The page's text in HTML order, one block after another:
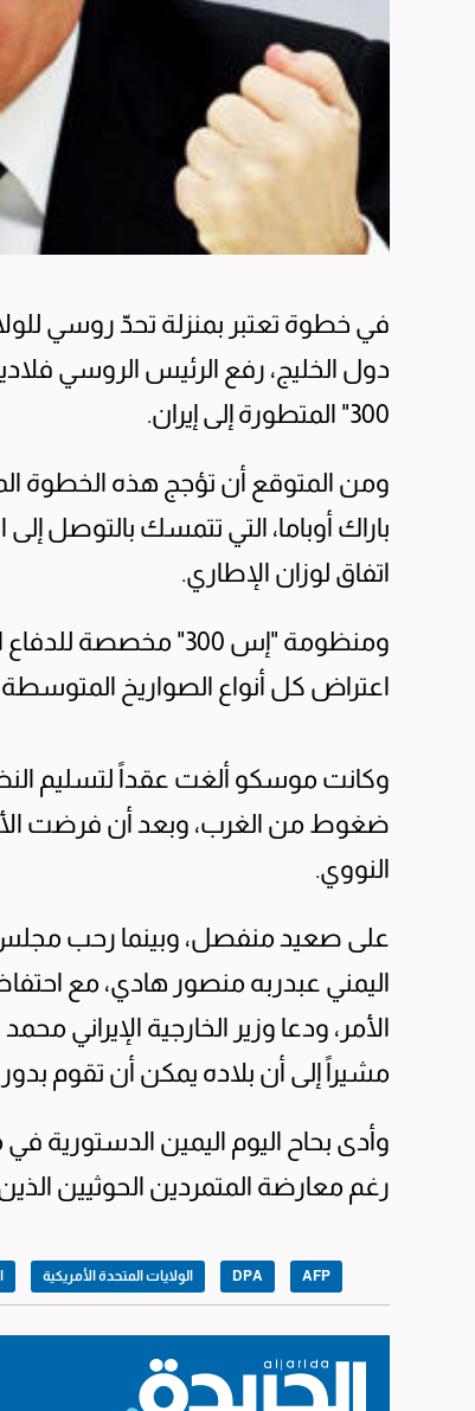
في خطوة تعتبر بمنزلة تحدّ روسي
دول الخليج، رفع الرئيس الروسي
300" المتطورة إلى إيران.
ومن المتوقع أن تؤجج هذه الخطوة
اتفاق لوزان الإطاري.
ومنظومة "إس 300"
اعتراض كل أنواع الصواريخ
ضغوط من الغرب، وبعد أن فرضت
النووي.
على صعيد منفصل، وبينما رحب مجلس
اليمني عبدربه منصور هادي، مع
الأمر، ودعا وزير الخارجية
مشيراً إلى أن بلاده يمكن أن تقوم
وأدى بحاح اليوم اليمين الدستورية في
رغم معارضة المتمردين الحوثيين
AFP
DPA الولايات المتحدة الأمريكية